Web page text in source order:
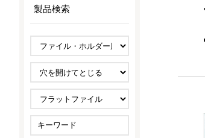
スマートフォン・
タブレット関連
防災・
セキュリティ用品
オーダー手帳・ノベルティ制作
ドキュメントスキャニングサービス
導入事例
IR情報
サステナビリティ
製品検索